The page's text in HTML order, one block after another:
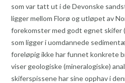
som var tatt ut i de Devonske
ligger mellom Florø og utløpet av
forekomster med godt egnet skifer
som ligger i uomdannede
foreløpig ikke har funnet konkrete
viser geologiske (mineralogiske)
skiferspissene har sine opphav i